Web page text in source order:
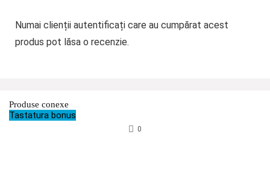
Numai clienții autentificați care au cumpărat acest
produs pot lăsa o recenzie.
Produse conexe
Tastatura bonus
0